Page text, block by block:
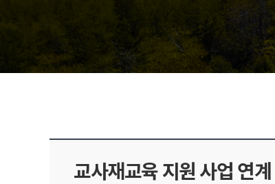
교사재교육 지원 사업 연